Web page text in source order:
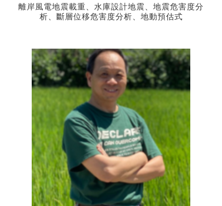
離岸風電地震載重、水庫設計地震、地震危害度分
析、斷層位移危害度分析、地動預估式